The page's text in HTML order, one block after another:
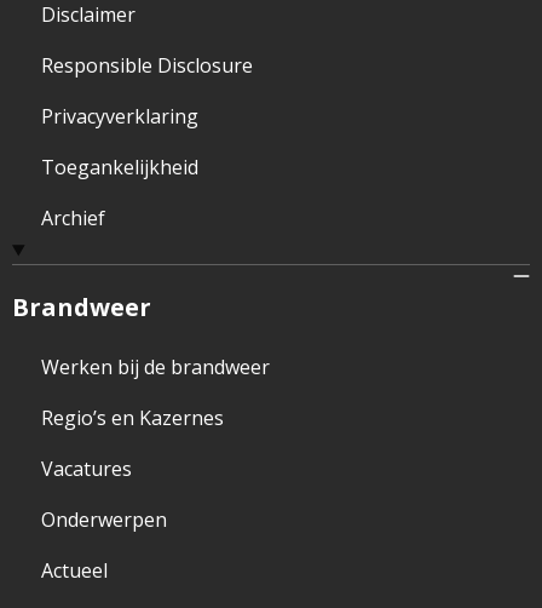
Disclaimer
Responsible Disclosure
Privacyverklaring
Toegankelijkheid
Archief
Brandweer
Werken bij de brandweer
Regio’s en Kazernes
Vacatures
Onderwerpen
Actueel